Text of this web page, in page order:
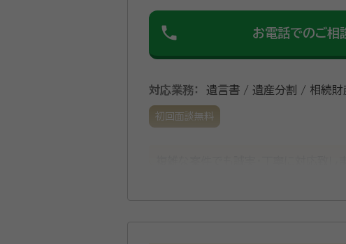
phone お電話でのご相
対応業務： 遺言書 / 遺産分割 / 相続
初回面談無料
格を有し、自動車の登録申請面でもお